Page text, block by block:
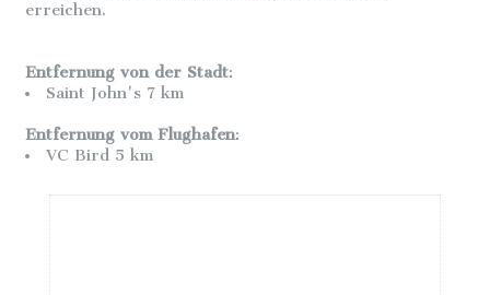
erreichen.
Entfernung von der Stadt:
Saint John's 7 km
Entfernung vom Flughafen:
VC Bird 5 km